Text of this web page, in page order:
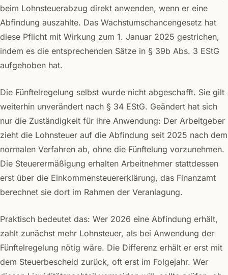
beim Lohnsteuerabzug direkt anwenden, wenn er eine
Abfindung auszahlte. Das Wachstumschancengesetz hat
diese Pflicht mit Wirkung zum 1. Januar 2025 gestrichen,
indem es die entsprechenden Sätze in § 39b Abs. 3 EStG
aufgehoben hat.
Die Fünftelregelung selbst wurde nicht abgeschafft. Sie gilt
weiterhin unverändert nach § 34 EStG. Geändert hat sich
nur die Zuständigkeit für ihre Anwendung: Der Arbeitgeber
zieht die Lohnsteuer auf die Abfindung seit 2025 nach dem
normalen Verfahren ab, ohne die Fünftelung vorzunehmen.
Die Steuerermäßigung erhalten Arbeitnehmer stattdessen
erst über die Einkommensteuererklärung, das Finanzamt
berechnet sie dort im Rahmen der Veranlagung.
Praktisch bedeutet das: Wer 2026 eine Abfindung erhält,
zahlt zunächst mehr Lohnsteuer, als bei Anwendung der
Fünftelregelung nötig wäre. Die Differenz erhält er erst mit
dem Steuerbescheid zurück, oft erst im Folgejahr. Wer